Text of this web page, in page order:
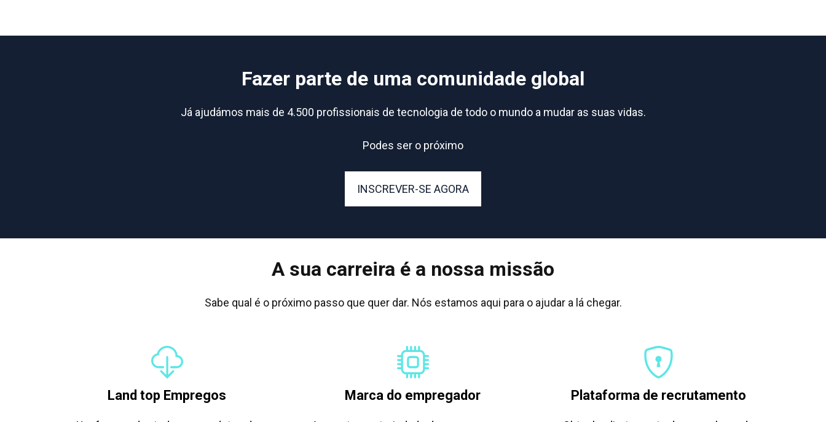
Fazer parte de uma comunidade global
Já ajudámos mais de 4.500 profissionais de tecnologia de todo o mundo a mudar as suas vidas.
Podes ser o próximo
INSCREVER-SE AGORA
A sua carreira é a nossa missão
Sabe qual é o próximo passo que quer dar. Nós estamos aqui para o ajudar a lá chegar.
Land top Empregos Marca do empregador Plataforma de recrutamento